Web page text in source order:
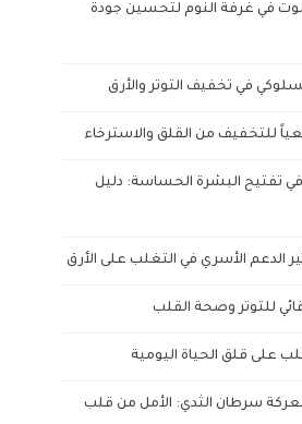
في غرفة النوم لتحسين جودة
في تخفيف التوتر والأرق
للتخفيف من القلق والاسترخاء
تفتيح البشرة الحساسة: دليل
الدعم الأسري في التغلب على الأرق
للتوتر وصحة القلب
على قلق الحياة اليومية
سرطان الثدي: الأمل من قلب